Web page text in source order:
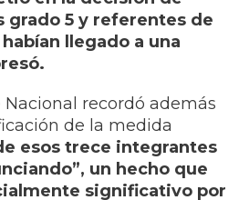
grado 5 y referentes de
llegado a una
recordó además
de la medida
de esos trece integrantes
un hecho que
significativo por